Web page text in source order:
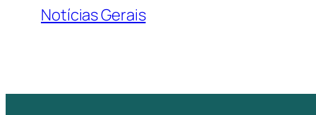
Notícias Gerais